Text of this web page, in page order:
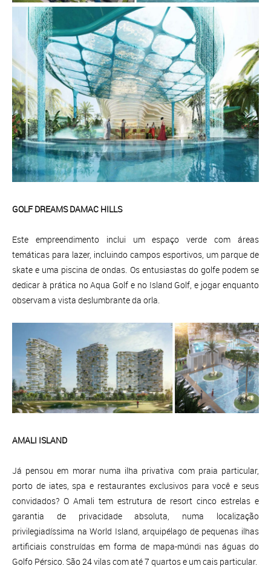
GOLF DREAMS DAMAC HILLS
Este empreendimento inclui um espaço verde com áreas
temáticas para lazer, incluindo campos esportivos, um parque de
skate e uma piscina de ondas. Os entusiastas do golfe podem se
dedicar à prática no Aqua Golf e no Island Golf, e jogar enquanto
observam a vista deslumbrante da orla.
AMALI ISLAND
Já pensou em morar numa ilha privativa com praia particular,
porto de iates, spa e restaurantes exclusivos para você e seus
convidados? O Amali tem estrutura de resort cinco estrelas e
garantia de privacidade absoluta, numa localização
privilegiadíssima na World Island, arquipélago de pequenas ilhas
artificiais construídas em forma de mapa-múndi nas águas do
Golfo Pérsico. São 24 vilas com até 7 quartos e um cais particular.